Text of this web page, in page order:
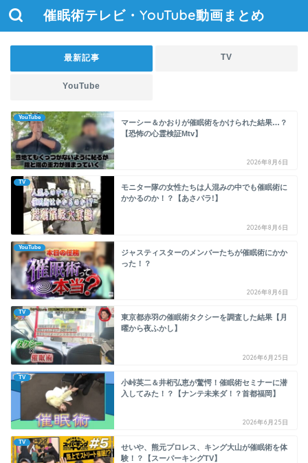
催眠術テレビ・YouTube動画まとめ
最新記事 TV
YouTube
YouTube
マーシー＆かおりが催眠術をかけられた結果…？
【恐怖の心霊検証Mtv】
2026年8月6日
TV
モニター隊の女性たちは人混みの中でも催眠術に
かかるのか！？【あさパラ!】
2026年8月6日
YouTube
ジャスティスターのメンバーたちが催眠術にかか
った！？
2026年8月6日
TV
東京都赤羽の催眠術タクシーを調査した結果【月
曜から夜ふかし】
2026年6月25日
TV
小峠英二＆井桁弘恵が驚愕！催眠術セミナーに潜
入してみた！？【ナンテ未来ダ！？首都福岡】
2026年6月25日
TV
せいや、熊元プロレス、キング大山が催眠術を体
験！？【スーパーキングTV】